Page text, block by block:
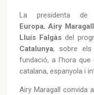
La presidenta
Europa,Airy Maragall
Lluís Falgàsdel
Catalunya, sobre
fundació, a l'hora
catalana, espanyola i
Airy Maragall convida